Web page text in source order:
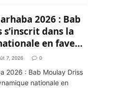
2026 : Bab
dans la
en faveur
du Monde
7, 2026 0
2026 : Bab Moulay Driss
nationale en